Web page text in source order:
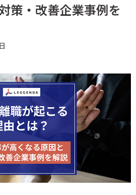
策・改善企業事例を